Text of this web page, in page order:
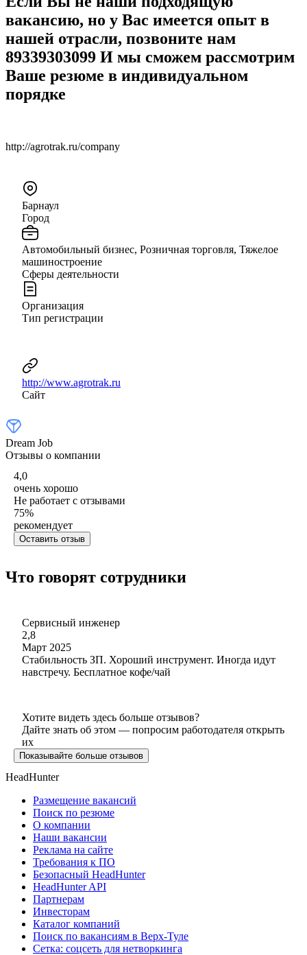
вакансию, но у Вас имеется опыт в
нашей отрасли, позвоните нам
89339303099 И мы сможем рассмотрим
Ваше резюме в индивидуальном
порядке
http://agrotrak.ru/company
Барнаул
Город
Автомобильный бизнес, Розничная торговля, Тяжелое
машиностроение
Сферы деятельности
Организация
Тип регистрации
http://www.agrotrak.ru
Сайт
Dream Job
Отзывы о компании
4,0
очень хорошо
Не работает с отзывами
75%
рекомендует
Оставить отзыв
Что говорят сотрудники
Сервисный инженер
2,8
Март 2025
Стабильность ЗП. Хороший инструмент. Иногда идут
навстречу. Бесплатное кофе/чай
Хотите видеть здесь больше отзывов?
Дайте знать об этом — попросим работодателя открыть
их
Показывайте больше отзывов
HeadHunter
Размещение вакансий
Поиск по резюме
О компании
Наши вакансии
Реклама на сайте
Требования к ПО
Безопасный HeadHunter
HeadHunter API
Партнерам
Инвесторам
Каталог компаний
Поиск по вакансиям в Верх-Туле
Сетка: соцсеть для нетворкинга